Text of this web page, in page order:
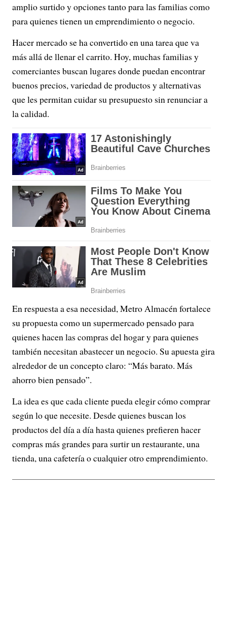
amplio surtido y opciones tanto para las familias como
para quienes tienen un emprendimiento o negocio.
Hacer mercado se ha convertido en una tarea que va
más allá de llenar el carrito. Hoy, muchas familias y
comerciantes buscan lugares donde puedan encontrar
buenos precios, variedad de productos y alternativas
que les permitan cuidar su presupuesto sin renunciar a
la calidad.
En respuesta a esa necesidad, Metro Almacén fortalece
su propuesta como un supermercado pensado para
quienes hacen las compras del hogar y para quienes
también necesitan abastecer un negocio. Su apuesta gira
alrededor de un concepto claro: “Más barato. Más
ahorro bien pensado”.
La idea es que cada cliente pueda elegir cómo comprar
según lo que necesite. Desde quienes buscan los
productos del día a día hasta quienes prefieren hacer
compras más grandes para surtir un restaurante, una
tienda, una cafetería o cualquier otro emprendimiento.